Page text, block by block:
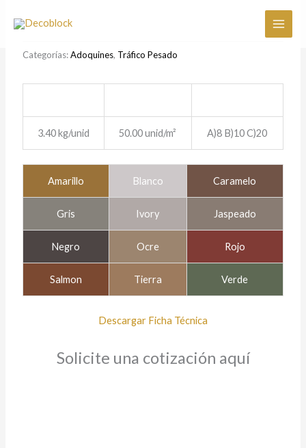
Categorías:Adoquines, Tráfico Pesado
3.40 kg/unid 50.00 unid/m² A)8 B)10 C)20
Amarillo Blanco Caramelo
Gris Ivory Jaspeado
Negro Ocre Rojo
Salmon Tierra Verde
Descargar Ficha Técnica
Solicite una cotización aquí